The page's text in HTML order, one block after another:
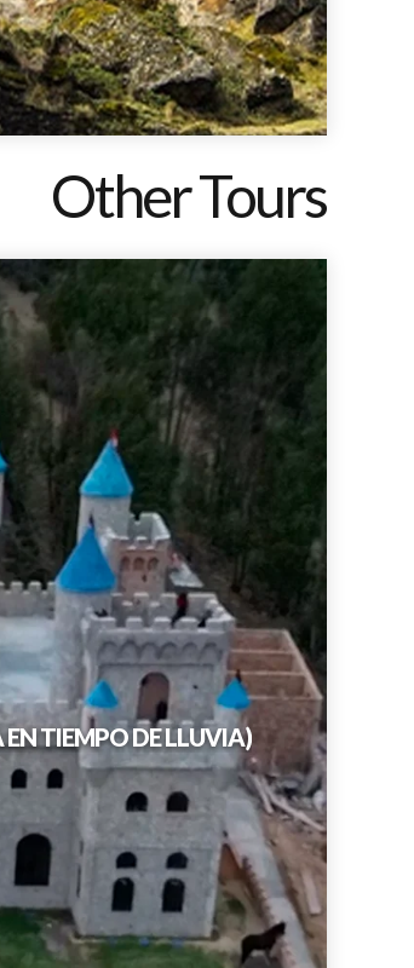
Other Tours
LLACANORA - CASTILLO DE YANAMARCA (CASCADA EN TIEMPO DE LLUVIA)